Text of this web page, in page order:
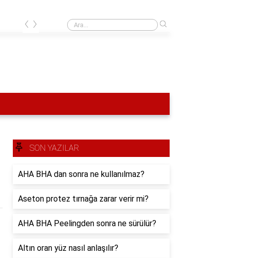
Fren disklerinde Satellite kaplama nedir?
‹ ›
SON YAZILAR
AHA BHA dan sonra ne kullanılmaz?
Aseton protez tırnağa zarar verir mi?
AHA BHA Peelingden sonra ne sürülür?
Altın oran yüz nasıl anlaşılır?